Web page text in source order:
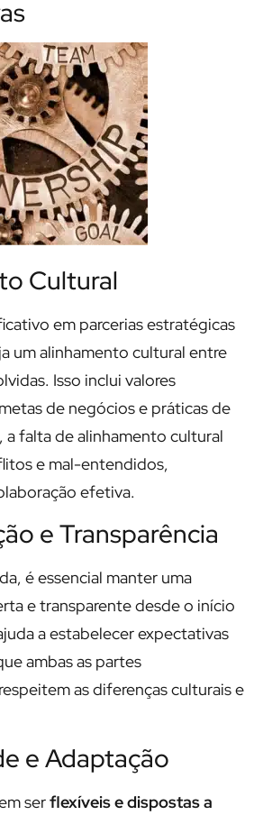
Cultural
em parcerias estratégicas
um alinhamento cultural entre
Isso inclui valores
de negócios e práticas de
falta de alinhamento cultural
e mal-entendidos,
efetiva.
e Transparência
é essencial manter uma
e transparente desde o início
a estabelecer expectativas
ambas as partes
as diferenças culturais e
e Adaptação
serflexíveis e dispostas a